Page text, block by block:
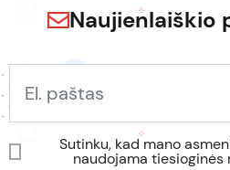
Naujienlaiškio
Sutinku, kad mano
naudojama tiesioginės